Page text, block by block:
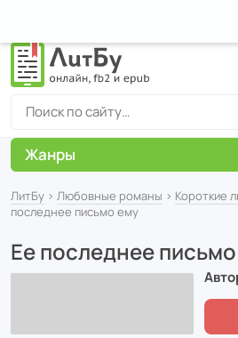
ЛитБу › Любовные романы › Короткие
последнее письмо ему
Ее последнее
Жанры